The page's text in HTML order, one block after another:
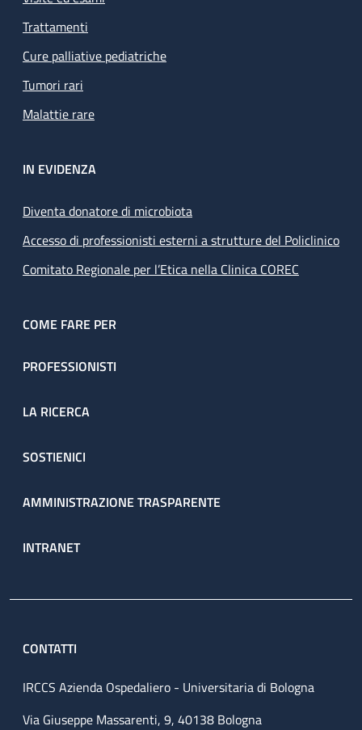
Trattamenti
Cure palliative pediatriche
Tumori rari
Malattie rare
IN EVIDENZA
Diventa donatore di microbiota
Accesso di professionisti esterni a strutture del Policlinico
Comitato Regionale per l’Etica nella Clinica COREC
COME FARE PER
PROFESSIONISTI
LA RICERCA
SOSTIENICI
AMMINISTRAZIONE TRASPARENTE
INTRANET
CONTATTI
IRCCS Azienda Ospedaliero - Universitaria di Bologna
Via Giuseppe Massarenti, 9, 40138 Bologna